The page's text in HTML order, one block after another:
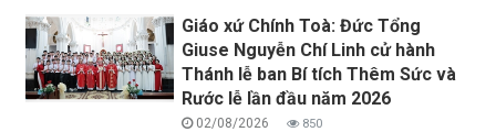
Giáo xứ Chính Toà: Đức Tổng
Giuse Nguyễn Chí Linh cử hành
Thánh lễ ban Bí tích Thêm Sức và
Rước lễ lần đầu năm 2026
02/08/2026 850